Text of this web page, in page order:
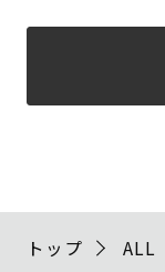
トップ ALL